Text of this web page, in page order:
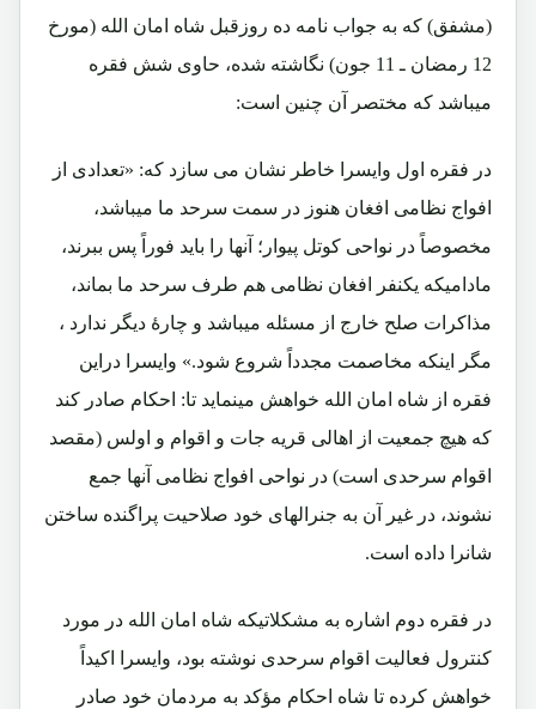
(مشفق) که به جواب نامه ده روزقبل شاه امان الله (مورخ
12 رمضان ـ 11 جون) نگاشته شده، حاوی شش فقره
میباشد که مختصر آن چنین است:
در فقره اول وایسرا خاطر نشان می سازد که: «تعدادی از
افواج نظامی افغان هنوز در سمت سرحد ما میباشد،
مخصوصاً در نواحی کوتل پیوار؛ آنها را باید فوراً پس ببرند،
مادامیکه یکنفر افغان نظامی هم طرف سرحد ما بماند،
مذاکرات صلح خارج از مسئله میباشد و چارۀ دیگر ندارد ،
مگر اینکه مخاصمت مجدداً شروع شود.» وایسرا دراین
فقره از شاه امان الله خواهش مینماید تا: احکام صادر کند
که هیچ جمعیت از اهالی قریه جات و اقوام و اولس (مقصد
اقوام سرحدی است) در نواحی افواج نظامی آنها جمع
نشوند، در غیر آن به جنرالهای خود صلاحیت پراگنده ساختن
شانرا داده است.
در فقره دوم اشاره به مشکلاتیکه شاه امان الله در مورد
کنترول فعالیت اقوام سرحدی نوشته بود، وایسرا اکیداً
خواهش کرده تا شاه احکام مؤکد به مردمان خود صادر